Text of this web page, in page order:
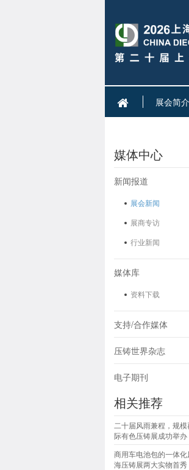
展会简介
媒体中心
新闻报道
展会新闻
展商专访
行业新闻
媒体库
资料下载
支持/合作媒体
压铸世界杂志
电子期刊
相关推荐
二十届风雨兼程，规
际有色压铸展成功举办
商用车电池包的一体
海压铸展两大实物首秀